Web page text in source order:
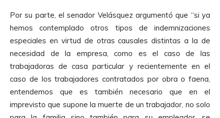
d
e
A
u
d
i
o
Por su parte, el senador Velásquez argumentó que “si ya
hemos contemplado otros tipos de indemnizaciones
especiales en virtud de otras causales distintas a la de
necesidad de la empresa, como es el caso de las
trabajadoras de casa particular y recientemente en el
caso de los trabajadores contratados por obra o faena,
entendemos que es también necesario que en el
imprevisto que supone la muerte de un trabajador, no solo